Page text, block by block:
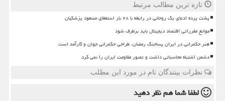
تازه ترین مطالب مرتبط
پشت پرده ادعای یک روحانی در رابطه با ۲۸ بار استعفای مسعود پزشکیان
موانع مقرراتی اقتصاد دیجیتال باید برطرف شود
هنر حکمرانی در ایران پساجنگ رمضان، طراحی حکمرانی جوان و کارآمد است
دشمن اشتباه محاسباتی داشت و تصور مقاومت ایران را نمی کرد
نظرات بینندگان نام در مورد این مطلب
لطفا شما همنظر دهید